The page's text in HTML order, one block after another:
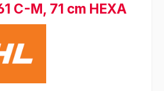
C-M, 71 cm HEXA